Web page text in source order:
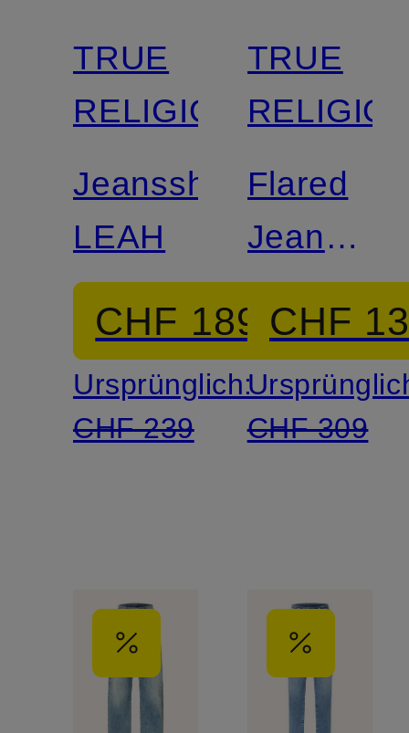
TRUE
RELIGION
Jeansshorts
LEAH
CHF 189
Ursprünglich:
CHF 239
TRUE
Flared
Jeans
MIJA
CHF
CHF 309